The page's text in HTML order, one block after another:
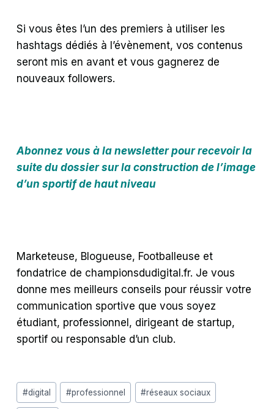
Si vous êtes l’un des premiers à utiliser les
hashtags dédiés à l’évènement, vos contenus
seront mis en avant et vous gagnerez de
nouveaux followers.
Abonnez vous à la newsletter pour recevoir la
suite du dossier sur la construction de l’image
d’un sportif de haut niveau
Marketeuse, Blogueuse, Footballeuse et
fondatrice de championsdudigital.fr. Je vous
donne mes meilleurs conseils pour réussir votre
communication sportive que vous soyez
étudiant, professionnel, dirigeant de startup,
sportif ou responsable d’un club.
Étiquettes
de
#digital #professionnel #réseaux sociaux